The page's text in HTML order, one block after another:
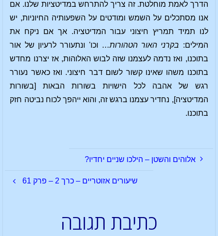
הדרך לאמת מוחלטת. זה צריך להתרחש במדיטציות שלנו. אם
אנו מסתכלים על השמש ומודטים על השפעותיה החיוניות, יש
לנו תמיד תמריץ חיצוני עבור המדיטציה. אך אם ניקח את
המילים: בקרני האור הטהורות… וכו' ונתעורר לרעיון של אור
בתוכנו, ואז נדמה לעצמנו שזה לבוש האלוהות, אז יצרנו מחדש
בתוכנו משהו שאינו קשור לשום דבר חיצוני. ואז כאשר נעורר
רגש של אהבה לכל הישויות בשורות הבאות [בשורות
המדיטציה], נחדיר עצמנו ברגש זה, והוא ייהפך לכוח נביטה חזק
בתוכנו.
אלוהים והשטן – הילכו שניים יחדיו?
שיעורים אזוטריים – כרך 2 – פרק 61
כתיבת תגובה